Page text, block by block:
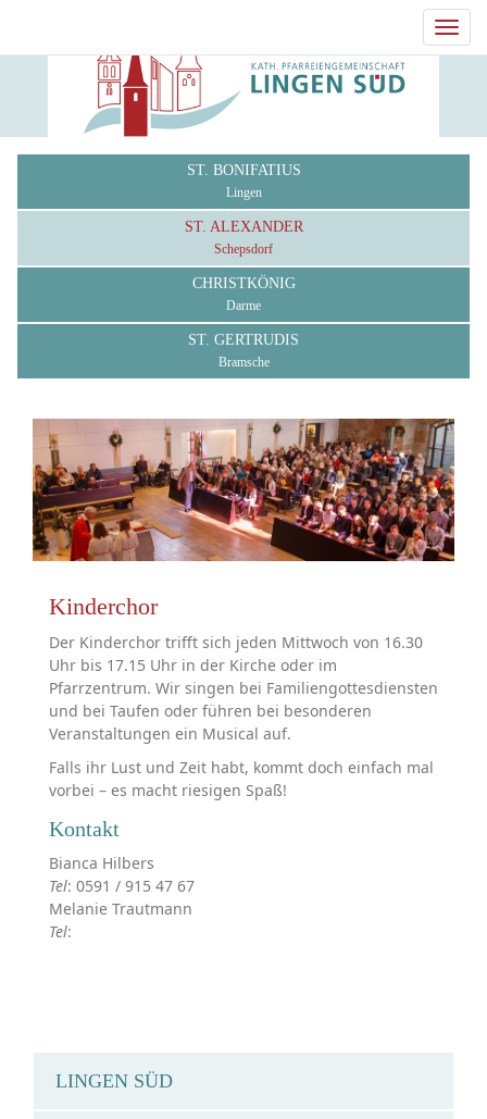
ST. BONIFATIUS
Lingen
ST. ALEXANDER
Schepsdorf
CHRISTKÖNIG
Darme
ST. GERTRUDIS
Bramsche
Kinderchor
Der Kinderchor trifft sich jeden Mittwoch von 16.30
Uhr bis 17.15 Uhr in der Kirche oder im
Pfarrzentrum. Wir singen bei Familiengottesdiensten
und bei Taufen oder führen bei besonderen
Veranstaltungen ein Musical auf.
Falls ihr Lust und Zeit habt, kommt doch einfach mal
vorbei – es macht riesigen Spaß!
Kontakt
Bianca Hilbers
Tel: 0591 / 915 47 67
Melanie Trautmann
Tel:
LINGEN SÜD